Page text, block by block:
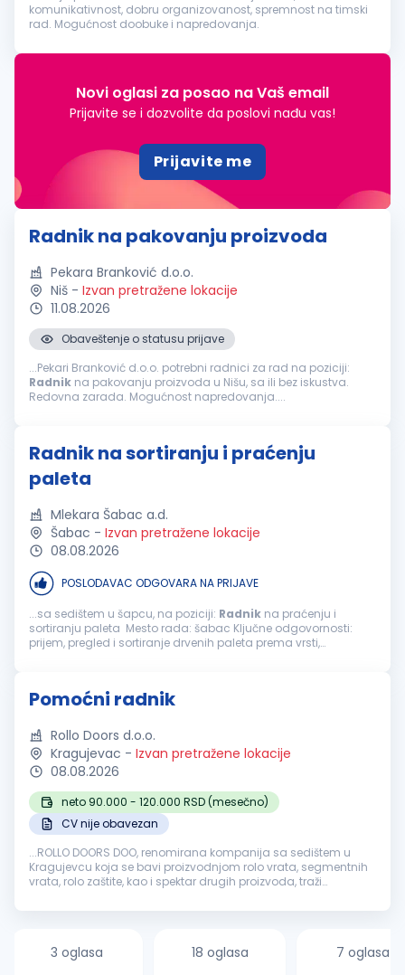
komunikativnost, dobru organizovanost, spremnost na timski
rad. Mogućnost doobuke i napredovanja.
Novi oglasi za posao na Vaš email
Prijavite se i dozvolite da poslovi nađu vas!
Prijavite me
Radnik na pakovanju proizvoda
Pekara Branković d.o.o.
Niš - Izvan pretražene lokacije
11.08.2026
Obaveštenje o statusu prijave
...Pekari Branković d.o.o. potrebni radnici za rad na poziciji:
Radnik na pakovanju proizvoda u Nišu, sa ili bez iskustva.
Redovna zarada. Mogućnost napredovanja....
Radnik na sortiranju i praćenju
paleta
Mlekara Šabac a.d.
Šabac - Izvan pretražene lokacije
08.08.2026
POSLODAVAC ODGOVARA NA PRIJAVE
...sa sedištem u šapcu, na poziciji: Radnik na praćenju i
sortiranju paleta Mesto rada: šabac Ključne odgovornosti:
prijem, pregled i sortiranje drvenih paleta prema vrsti,
Pomoćni radnik
Rollo Doors d.o.o.
Kragujevac - Izvan pretražene lokacije
08.08.2026
neto 90.000 - 120.000 RSD (mesečno)
CV nije obavezan
...ROLLO DOORS DOO, renomirana kompanija sa sedištem u
Kragujevcu koja se bavi proizvodnjom rolo vrata, segmentnih
vrata, rolo zaštite, kao i spektar drugih proizvoda, traži
radnik
3 oglasa 18 oglasa 7 oglasa